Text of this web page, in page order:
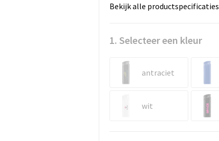
Bekijk alle productspecificaties
1. Selecteer een kleur
antraciet
wit